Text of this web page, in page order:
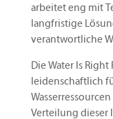
arbeitet eng mit
langfristige
verantwortliche
Die Water Is
leidenschaftlich
Verteilung dieser